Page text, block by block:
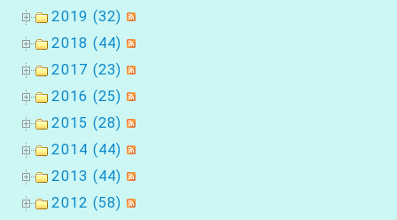
2019 (32)
2018 (44)
2017 (23)
2016 (25)
2015 (28)
2014 (44)
2013 (44)
2012 (58)